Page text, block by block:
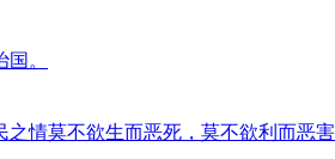
。
情莫不欲生而恶死，莫不欲利而恶